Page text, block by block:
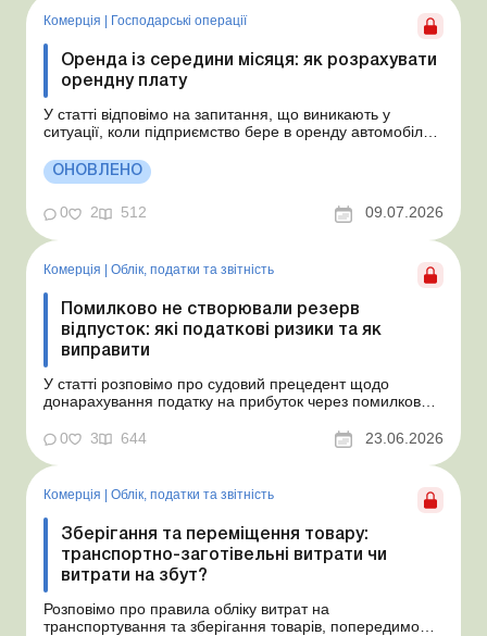
Комерція Господарські операції
Оренда із середини місяця: як розрахувати
орендну плату
У статті відповімо на запитання, що виникають у
ситуації, коли підприємство бере в оренду автомобіль у
місяця. Підприємство орендує у фізособи автомобіль з
15.07.2026. Згідно з умовами договору орендна плата
становить 4 000 грн на місяць. Виникла...
ОНОВЛЕНО
0 2 512 09.07.2026
Комерція | Облік, податки та звiтнiсть
Помилково не створювали резерв
відпусток: які податкові ризики та як
виправити
У статті розповімо про судовий прецедент щодо
донарахування податку на прибуток через помилково
надамо рекомендації, як мінімізувати податкові ризики.
Проблемні витрати: податкові ризики та судова
практика Розуміємо ваші хвилювання через помилкове
неств...
0 3 644 23.06.2026
Комерція | Облік, податки та звiтнiсть
Зберігання та переміщення товару:
транспортно-заготівельні витрати чи
витрати на збут?
Розповімо про правила обліку витрат на
транспортування та зберігання товарів, попередимо